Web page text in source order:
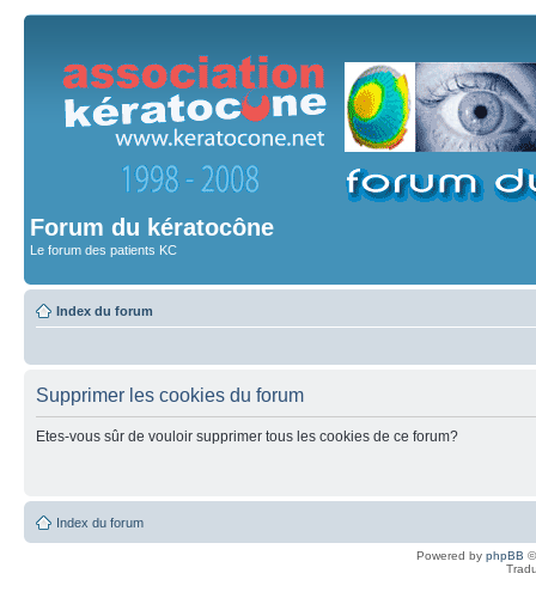
Forum du kératocône
Le forum des patients KC
Index du forum
Supprimer les cookies du forum
Etes-vous sûr de vouloir supprimer tous les cookies de ce forum?
Index du forum
Powered by phpBB